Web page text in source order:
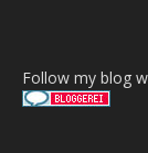
Follow my blog